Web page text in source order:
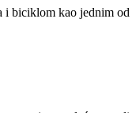
i biciklom kao jednim od